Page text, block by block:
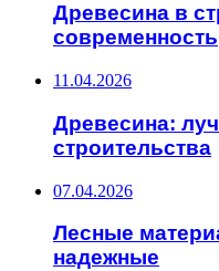
Древесина в
современность
11.04.2026
Древесина:
строительства
07.04.2026
Лесные
надежные